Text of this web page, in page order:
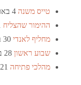
טייס משנה 4 באוגוסט 2026
ההימור שהצליח
מחליף לאנדי 30 ביולי 2026
שבוע ראשון 28 ביולי 2026
מהלכי פתיחה 21 ביולי 2026